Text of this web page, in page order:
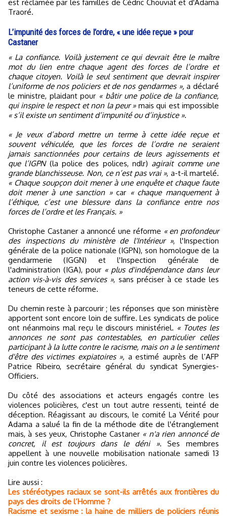
est réclamée par les familles de Cédric Chouviat et d'Adama
Traoré.
L’impunité des forces de l’ordre, « une idée reçue » pour
Castaner
« La confiance. Voilà justement ce qui devrait être le maître
mot du lien entre chaque agent des forces de l’ordre et
chaque citoyen. Voilà le seul sentiment que devrait inspirer
l’uniforme de nos policiers et de nos gendarmes », a déclaré
le ministre, plaidant pour « bâtir une police de la confiance,
qui inspire le respect et non la peur »mais qui est impossible
« s’il existe un sentiment d’impunité ou d’injustice ».
« Je veux d’abord mettre un terme à cette idée reçue et
souvent véhiculée, que les forces de l’ordre ne seraient
jamais sanctionnées pour certains de leurs agissements et
que l’IGPN(la police des polices, ndlr) agirait comme une
grande blanchisseuse. Non, ce n’est pas vrai », a-t-il martelé.
« Chaque soupçon doit mener à une enquête et chaque faute
doit mener à une sanction »car « chaque manquement à
l’éthique, c’est une blessure dans la confiance entre nos
forces de l’ordre et les Français. »
Christophe Castaner a annoncé une réforme « en profondeur
des inspections du ministère de l'Intérieur », l'Inspection
générale de la police nationale (IGPN), son homologue de la
gendarmerie (IGGN) et l'Inspection générale de
l'administration (IGA), pour « plus d'indépendance dans leur
action vis-à-vis des services », sans préciser à ce stade les
teneurs de cette réforme.
Du chemin reste à parcourir ; les réponses que son ministère
apportent sont encore loin de suffire. Les syndicats de police
ont néanmoins mal reçu le discours ministériel. « Toutes les
annonces ne sont pas contestables, en particulier celles
participant à la lutte contre le racisme, mais on a le sentiment
d'être des victimes expiatoires », a estimé auprès de l’AFP
Patrice Ribeiro, secrétaire général du syndicat Synergies-
Officiers.
Du côté des associations et acteurs engagés contre les
violences policières, c'est un tout autre ressenti, teinté de
déception. Réagissant au discours, le comité La Vérité pour
Adama a salué la fin de la méthode dite de l'étranglement
mais, à ses yeux, Christophe Castaner « n'a rien annoncé de
concret, il est toujours dans le déni ». Ses membres
appellent à une nouvelle mobilisation nationale samedi 13
juin contre les violences policières.
Lire aussi :
Les stéréotypes raciaux se sont-ils arrêtés aux frontières du
pays des droits de l’Homme ?
Racisme et sexisme : la haine de milliers de policiers réunis